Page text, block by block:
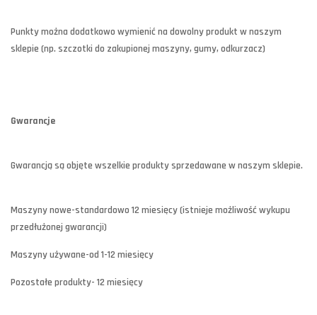
Punkty można dodatkowo wymienić na dowolny produkt w naszym
sklepie (np. szczotki do zakupionej maszyny, gumy, odkurzacz)
Gwarancje
Gwarancją są objęte wszelkie produkty sprzedawane w naszym sklepie.
Maszyny nowe-standardowo 12 miesięcy (istnieje możliwość wykupu
przedłużonej gwarancji)
Maszyny używane-od 1-12 miesięcy
Pozostałe produkty- 12 miesięcy